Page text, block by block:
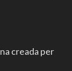
creada per